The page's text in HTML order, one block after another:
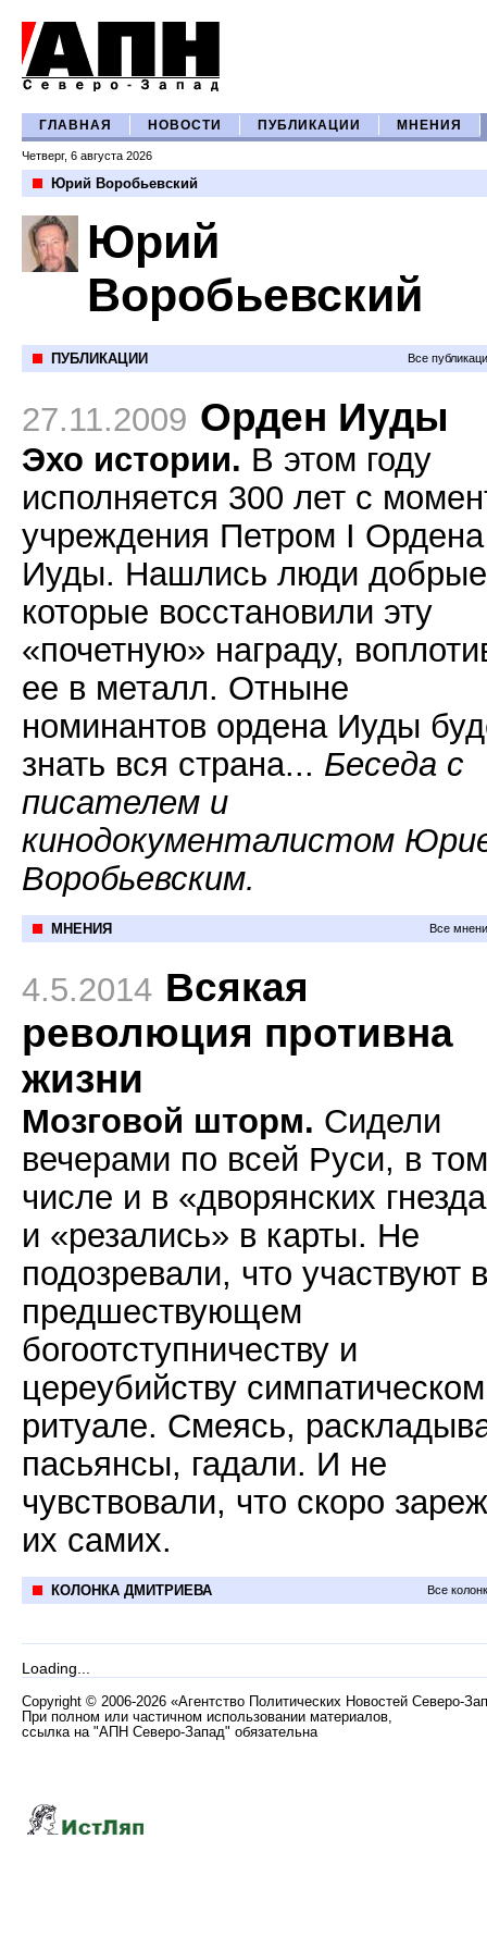
ГЛАВНАЯ НОВОСТИ ПУБЛИКАЦИИ МНЕНИЯ
Четверг, 6 августа 2026
Юрий Воробьевский
Юрий
Воробьевский
ПУБЛИКАЦИИ Все
27.11.2009 Орден Иуды
Эхо истории. В этом году
исполняется 300 лет с
учреждения Петром Ι Ордена
Иуды. Нашлись люди
которые восстановили эту
«почетную» награду,
ее в металл. Отныне
номинантов ордена Иуды
знать вся страна... Беседа с
писателем и
кинодокументалистом
Воробьевским.
МНЕНИЯ Все
4.5.2014 Всякая
революция противна
жизни
Мозговой шторм. Сидели
вечерами по всей Руси, в том
числе и в «дворянских
и «резались» в карты. Не
подозревали, что участвуют в
предшествующем
богоотступничеству и
цереубийству симпатическом
ритуале. Смеясь,
пасьянсы, гадали. И не
чувствовали, что скоро
их самих.
КОЛОНКА ДМИТРИЕВА Все
Loading...
Copyright © 2006-2026 «Агентство Политических Новостей Северо-
При полном или частичном использовании материалов,
ссылка на "АПН Северо-Запад" обязательна